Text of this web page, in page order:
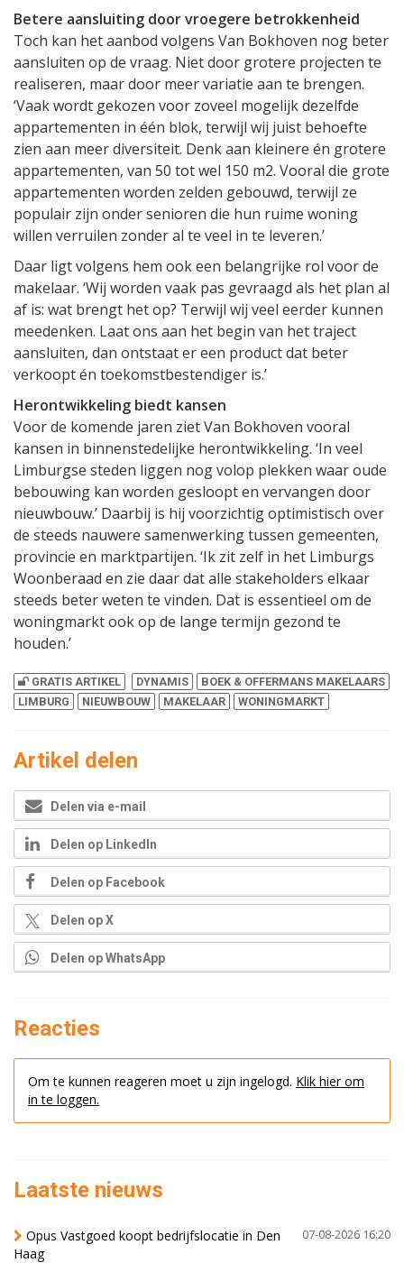
Betere aansluiting door vroegere betrokkenheid
Toch kan het aanbod volgens Van Bokhoven nog beter
aansluiten op de vraag. Niet door grotere projecten te
realiseren, maar door meer variatie aan te brengen.
‘Vaak wordt gekozen voor zoveel mogelijk dezelfde
appartementen in één blok, terwijl wij juist behoefte
zien aan meer diversiteit. Denk aan kleinere én grotere
appartementen, van 50 tot wel 150 m2. Vooral die grote
appartementen worden zelden gebouwd, terwijl ze
populair zijn onder senioren die hun ruime woning
willen verruilen zonder al te veel in te leveren.’
Daar ligt volgens hem ook een belangrijke rol voor de
makelaar. ‘Wij worden vaak pas gevraagd als het plan al
af is: wat brengt het op? Terwijl wij veel eerder kunnen
meedenken. Laat ons aan het begin van het traject
aansluiten, dan ontstaat er een product dat beter
verkoopt én toekomstbestendiger is.’
Herontwikkeling biedt kansen
Voor de komende jaren ziet Van Bokhoven vooral
kansen in binnenstedelijke herontwikkeling. ‘In veel
Limburgse steden liggen nog volop plekken waar oude
bebouwing kan worden gesloopt en vervangen door
nieuwbouw.’ Daarbij is hij voorzichtig optimistisch over
de steeds nauwere samenwerking tussen gemeenten,
provincie en marktpartijen. ‘Ik zit zelf in het Limburgs
Woonberaad en zie daar dat alle stakeholders elkaar
steeds beter weten te vinden. Dat is essentieel om de
woningmarkt ook op de lange termijn gezond te
houden.’
GRATIS ARTIKEL DYNAMIS
BOEK & OFFERMANS MAKELAARS
LIMBURG
NIEUWBOUW MAKELAAR WONINGMARKT
Artikel delen
Delen via e-mail
Delen op LinkedIn
Delen op Facebook
Delen op X
Delen op WhatsApp
Reacties
Om te kunnen reageren moet u zijn ingelogd. Klik hier om
in te loggen.
Laatste nieuws
07-08-2026 16:20
Opus Vastgoed koopt bedrijfslocatie in Den
Haag